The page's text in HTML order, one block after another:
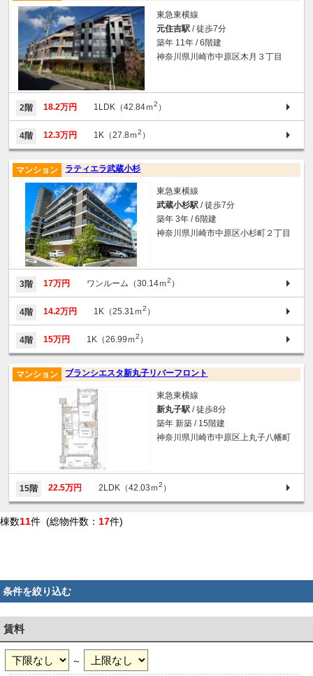
東急東横線
元住吉駅 / 徒歩7分
築年 11年 / 6階建
神奈川県川崎市中原区木月３丁目
2階 18.2万円 1LDK（42.84ｍ2 ）
4階 12.3万円 1K（27.8ｍ2 ）
ラティエラ武蔵小杉
マンション
東急東横線
武蔵小杉駅 / 徒歩7分
築年 3年 / 6階建
神奈川県川崎市中原区小杉町２丁目
3階 17万円 ワンルーム（30.14ｍ2 ）
4階 14.2万円 1K（25.31ｍ2 ）
4階 15万円 1K（26.99ｍ2 ）
ブランシエスタ新丸子リバーフロント
マンション
東急東横線
新丸子駅 / 徒歩8分
築年 新築 / 15階建
神奈川県川崎市中原区上丸子八幡町
15階 22.5万円 2LDK（42.03ｍ2 ）
棟数11件 (総物件数： 17件)
条件を絞り込む
賃料
～